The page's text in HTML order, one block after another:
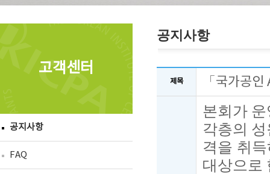
고객센터
공지사항
FAQ
공지사항
제목 「국가공
본회가
각층의
격을 취
대상으로